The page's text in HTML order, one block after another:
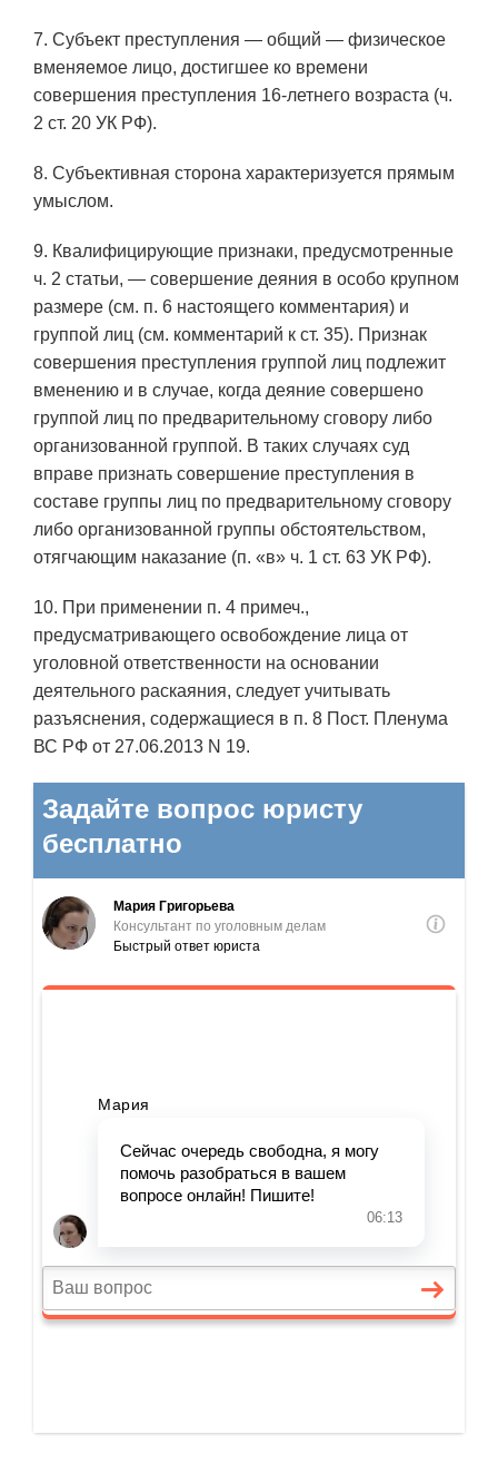
7. Субъект преступления — общий — физическое
вменяемое лицо, достигшее ко времени
совершения преступления 16-летнего возраста (ч.
2 ст. 20 УК РФ).
8. Субъективная сторона характеризуется прямым
умыслом.
9. Квалифицирующие признаки, предусмотренные
ч. 2 статьи, — совершение деяния в особо крупном
размере (см. п. 6 настоящего комментария) и
группой лиц (см. комментарий к ст. 35). Признак
совершения преступления группой лиц подлежит
вменению и в случае, когда деяние совершено
группой лиц по предварительному сговору либо
организованной группой. В таких случаях суд
вправе признать совершение преступления в
составе группы лиц по предварительному сговору
либо организованной группы обстоятельством,
отягчающим наказание (п. «в» ч. 1 ст. 63 УК РФ).
10. При применении п. 4 примеч.,
предусматривающего освобождение лица от
уголовной ответственности на основании
деятельного раскаяния, следует учитывать
разъяснения, содержащиеся в п. 8 Пост. Пленума
ВС РФ от 27.06.2013 N 19.